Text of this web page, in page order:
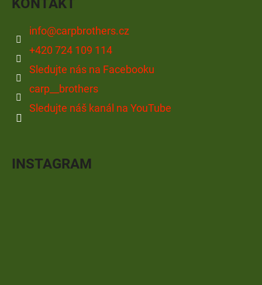
KONTAKT
info@carpbrothers.cz
+420 724 109 114
Sledujte nás na Facebooku
carp__brothers
Sledujte náš kanál na YouTube
INSTAGRAM